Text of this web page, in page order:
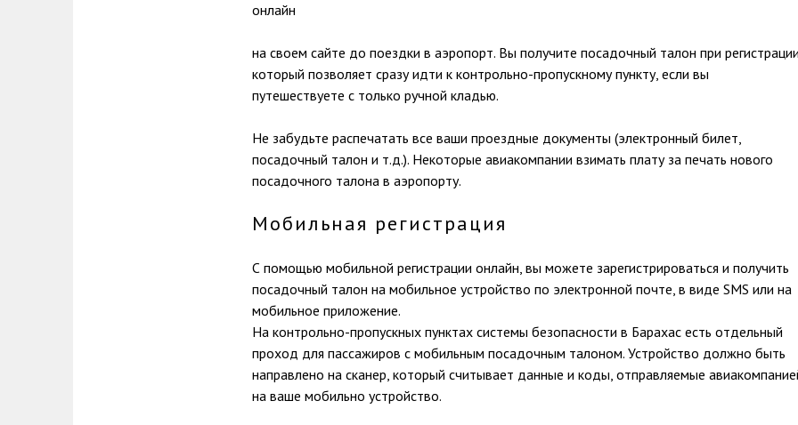
онлайн
на своем сайте до поездки в аэропорт. Вы получите посадочный талон при
который позволяет сразу идти к контрольно-пропускному пункту, если вы
путешествуете с только ручной кладью.
Не забудьте распечатать все ваши проездные документы (электронный билет,
посадочный талон и т.д.). Некоторые авиакомпании взимать плату за печать нового
посадочного талона в аэропорту.
Мобильная регистрация
С помощью мобильной регистрации онлайн, вы можете зарегистрироваться и получить
посадочный талон на мобильное устройство по электронной почте, в виде SMS или на
мобильное приложение.
На контрольно-пропускных пунктах системы безопасности в Барахас есть отдельный
проход для пассажиров с мобильным посадочным талоном. Устройство должно быть
направлено на сканер, который считывает данные и коды, отправляемые
на ваше мобильно устройство.